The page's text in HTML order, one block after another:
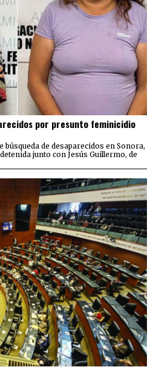
por presunto feminicidio
búsqueda de desaparecidos en Sonora,
junto con Jesús Guillermo, de